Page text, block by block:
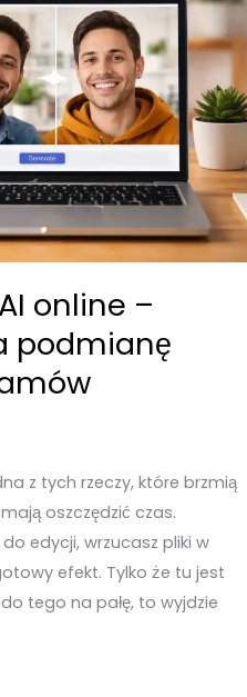
online –
podmianę
z tych rzeczy, które brzmią
oszczędzić czas.
edycji, wrzucasz pliki w
efekt. Tylko że tu jest
tego na pałę, to wyjdzie